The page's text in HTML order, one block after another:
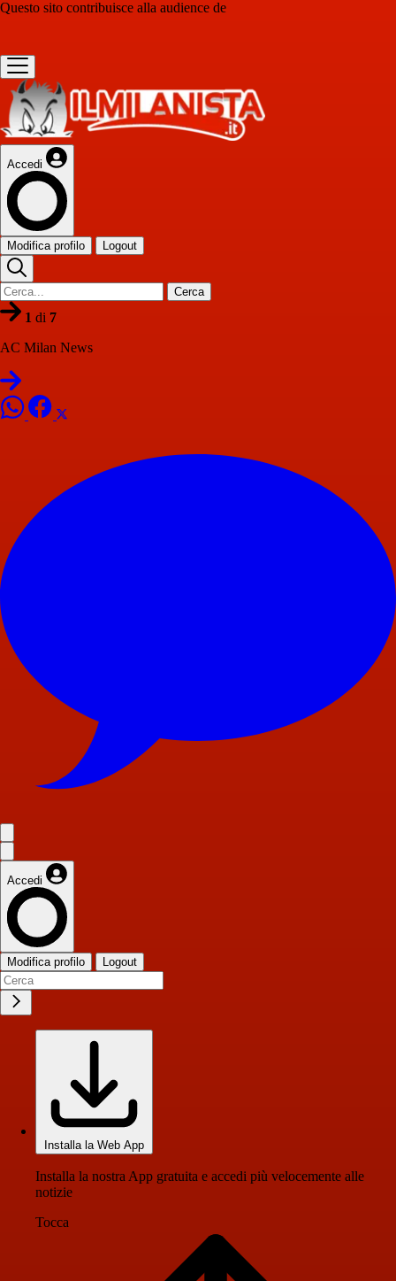
Questo sito contribuisce alla audience de
Accedi
Modifica profilo Logout
Cerca
1 di 7
AC Milan News
Accedi
Modifica profilo Logout
Installa la Web App
Installa la nostra App gratuita e accedi più velocemente alle
notizie
Tocca